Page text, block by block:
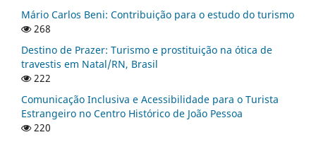
Mário Carlos Beni: Contribuição para o estudo do turismo
268
Destino de Prazer: Turismo e prostituição na ótica de
travestis em Natal/RN, Brasil
222
Comunicação Inclusiva e Acessibilidade para o Turista
Estrangeiro no Centro Histórico de João Pessoa
220